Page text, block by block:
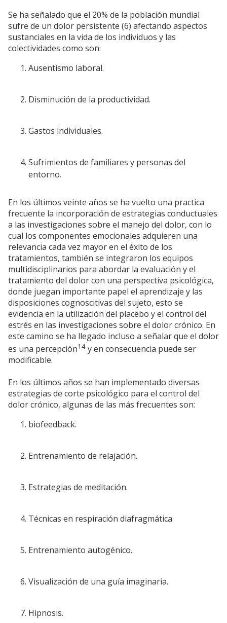
Se ha señalado que el 20% de la población mundial
sufre de un dolor persistente (6) afectando aspectos
sustanciales en la vida de los individuos y las
colectividades como son:
Ausentismo laboral.
Disminución de la productividad.
Gastos individuales.
Sufrimientos de familiares y personas del
entorno.
En los últimos veinte años se ha vuelto una practica
frecuente la incorporación de estrategias conductuales
a las investigaciones sobre el manejo del dolor, con lo
cual los componentes emocionales adquieren una
relevancia cada vez mayor en el éxito de los
tratamientos, también se integraron los equipos
multidisciplinarios para abordar la evaluación y el
tratamiento del dolor con una perspectiva psicológica,
donde juegan importante papel el aprendizaje y las
disposiciones cognoscitivas del sujeto, esto se
evidencia en la utilización del placebo y el control del
estrés en las investigaciones sobre el dolor crónico. En
este camino se ha llegado incluso a señalar que el dolor
es una percepción14 y en consecuencia puede ser
modificable.
En los últimos años se han implementado diversas
estrategias de corte psicológico para el control del
dolor crónico, algunas de las más frecuentes son:
biofeedback.
Entrenamiento de relajación.
Estrategias de meditación.
Técnicas en respiración diafragmática.
Entrenamiento autogénico.
Visualización de una guía imaginaria.
Hipnosis.